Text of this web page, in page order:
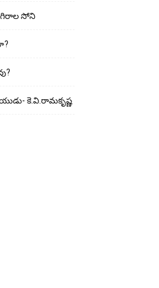
సోని
కె.వి.రామకృష్ణ